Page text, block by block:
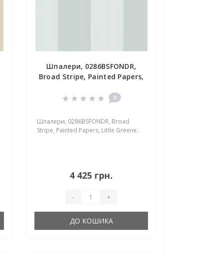
Шпалери, 0286BSFONDR,
Broad Stripe, Painted Papers,
0
Шпалери, 0286BSFONDR, Broad
Stripe, Painted Papers, Little Greene..
4 425 грн.
- +
ДО КОШИКА